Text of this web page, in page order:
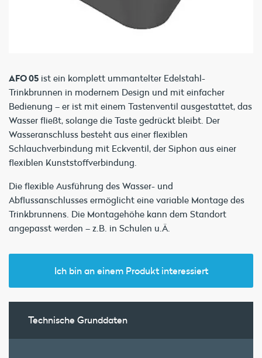
AFO 05 ist ein komplett ummantelter Edelstahl-
Trinkbrunnen in modernem Design und mit einfacher
Bedienung – er ist mit einem Tastenventil ausgestattet, das
Wasser fließt, solange die Taste gedrückt bleibt. Der
Wasseranschluss besteht aus einer flexiblen
Schlauchverbindung mit Eckventil, der Siphon aus einer
flexiblen Kunststoffverbindung.
Die flexible Ausführung des Wasser- und
Abflussanschlusses ermöglicht eine variable Montage des
Trinkbrunnens. Die Montagehöhe kann dem Standort
angepasst werden – z.B. in Schulen u.Ä.
Ich bin an einem Produkt interessiert
Technische Grunddaten